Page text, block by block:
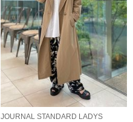
JOURNAL STANDARD LADYS